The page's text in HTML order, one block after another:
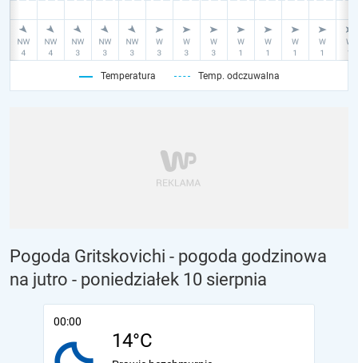
Temperatura Temp. odczuwalna
Pogoda Gritskovichi - pogoda godzinowa
na jutro - poniedziałek 10 sierpnia
00:00
14°C